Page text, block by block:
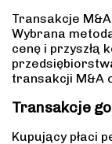
Transakcje
Wybrana
cenę i przyszłą
transakcji M&A
Transakcje
Kupujący płaci